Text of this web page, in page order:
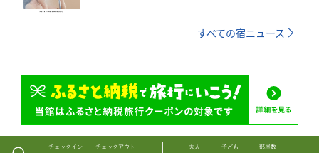
すべての宿ニュース
チェックイン チェックアウト 大人 子ども 部屋数